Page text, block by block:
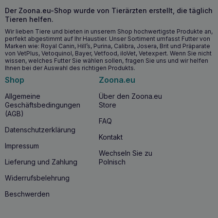
Warum DOLFOS AmylaDol Mini 90 Tabletten
wählen?
Wenn Sie sich fürDOLFOS AmylaDol Mini 90 Tabletten
entscheiden, investieren Sie in dieGesundheit des
VerdauungssystemsIhres Hundes oder Ihrer Katze,
indem Sie die für eine gute Verdauung notwendige
Unterstützung bieten. Eine Ergänzung mit natürlichen
Verdauungsenzymen kann die Lebensqualität von
Haustieren mit Verdauungsstörungen erheblich verbessern,
da es ihnen leichter fällt, die Nährstoffe aus der Nahrung
richtig aufzunehmen.
Interessante Fakten über das Produkt
Lipase,Amylase
Proteasen sind für den Verdauungsprozess unerlässlich. In
der natürlichen Umgebung erhalten die Tiere diese Enzyme
direkt aus ihrer Nahrung. Bei
z. B. einerexokrinen
Der Zoona.eu-Shop wurde von Tierärzten erstellt, die täglich
Tieren helfen.
Wir lieben Tiere und bieten in unserem Shop hochwertigste Produkte an,
perfekt abgestimmt auf Ihr Haustier. Unser Sortiment umfasst Futter von
Marken wie: Royal Canin, Hill’s, Purina, Calibra, Josera, Brit und Präparate
von VetPlus, Vetoquinol, Bayer, Vetfood, iloVet, Vetexpert. Wenn Sie nicht
wissen, welches Futter Sie wählen sollen, fragen Sie uns und wir helfen
Ihnen bei der Auswahl des richtigen Produkts.
Shop
Allgemeine
Geschäftsbedingungen
(AGB)
Datenschutzerklärung
Impressum
Lieferung und Zahlung
Widerrufsbelehrung
Beschwerden
Zoona.eu
Über den Zoona.eu
Store
FAQ
Kontakt
Wechseln Sie zu
Polnisch